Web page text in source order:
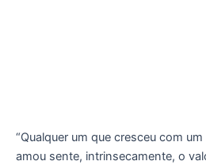
“Qualquer um que cresceu com
amou sente, intrinsecamente, o